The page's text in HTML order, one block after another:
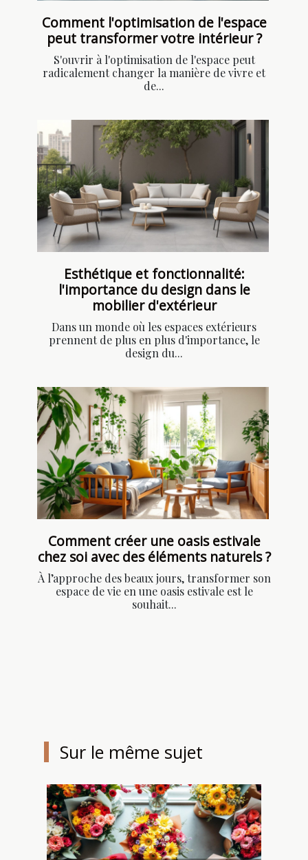
Comment l'optimisation de l'espace
peut transformer votre intérieur ?
S'ouvrir à l'optimisation de l'espace peut
radicalement changer la manière de vivre et
de...
Esthétique et fonctionnalité:
l'importance du design dans le
mobilier d'extérieur
Dans un monde où les espaces extérieurs
prennent de plus en plus d'importance, le
design du...
Comment créer une oasis estivale
chez soi avec des éléments naturels ?
À l’approche des beaux jours, transformer son
espace de vie en une oasis estivale est le
souhait...
Sur le même sujet